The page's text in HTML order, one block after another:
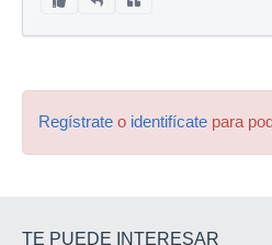
Regístrate o identifícate para
TE PUEDE INTERESAR